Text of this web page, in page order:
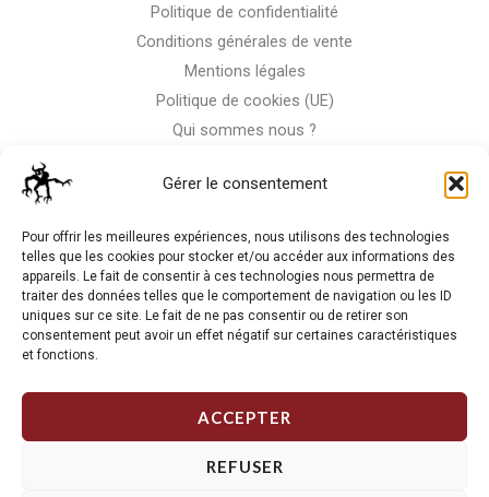
Gérer le consentement
Pour offrir les meilleures expériences, nous utilisons des technologies
telles que les cookies pour stocker et/ou accéder aux informations des
appareils. Le fait de consentir à ces technologies nous permettra de
traiter des données telles que le comportement de navigation ou les ID
uniques sur ce site. Le fait de ne pas consentir ou de retirer son
consentement peut avoir un effet négatif sur certaines caractéristiques
et fonctions.
ACCEPTER
REFUSER
Politique de confidentialité
Conditions générales de vente
Mentions légales
Politique de cookies (UE)
Qui sommes nous ?
La RC n'est pas notre seule passion, venez visiter notre shop
de motos